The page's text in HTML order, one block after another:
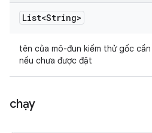
List<String>
tên của mô-đun kiểm thử gốc
nếu chưa được đặt
chạy